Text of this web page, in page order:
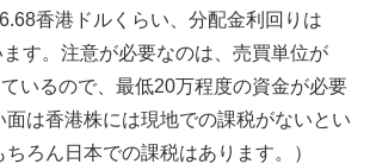
香港ドルくらい、分配金利回りは
す。注意が必要なのは、売買単位が
いるので、最低20万程度の資金が必要
面は香港株には現地での課税がないとい
ろん日本での課税はあります。）